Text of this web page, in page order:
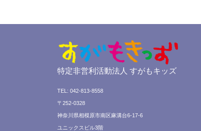
特定非営利活動法人 すがもキッズ
TEL: 042-813-8558
〒252-0328
神奈川県相模原市南区麻溝台6-17-6
ユニックスビル3階